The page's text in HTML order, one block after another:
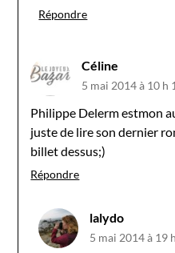
Répondre
Céline
5 mai 2014 à 10 h
Philippe Delerm estmon
juste de lire son dernier
billet dessus;)
Répondre
lalydo
5 mai 2014 à 19